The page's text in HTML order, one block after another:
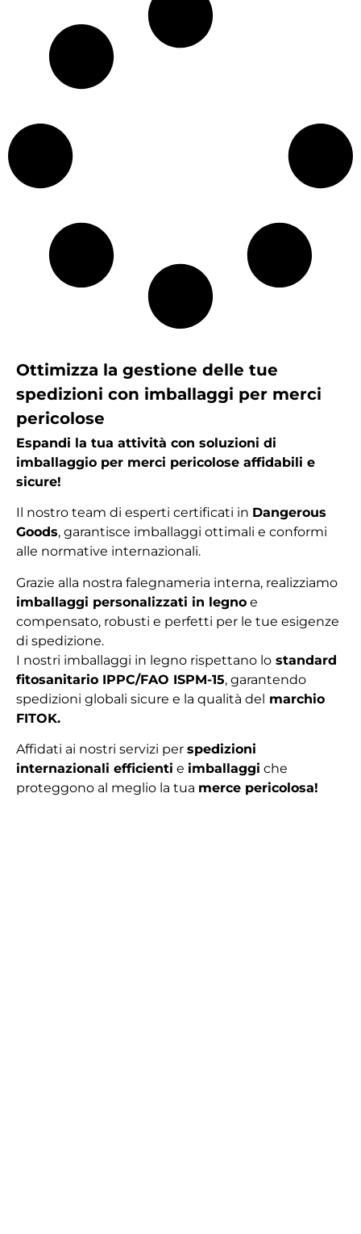
Ottimizza la gestione delle tue
spedizioni con imballaggi per merci
pericolose
Espandi la tua attività con soluzioni di
imballaggio per merci pericolose affidabili e
sicure!
Il nostro team di esperti certificati in Dangerous
Goods, garantisce imballaggi ottimali e conformi
alle normative internazionali.
Grazie alla nostra falegnameria interna, realizziamo
imballaggi personalizzati in legno e
compensato, robusti e perfetti per le tue esigenze
di spedizione.
I nostri imballaggi in legno rispettano lo standard
fitosanitario IPPC/FAO ISPM-15, garantendo
spedizioni globali sicure e la qualità del marchio
FITOK.
Affidati ai nostri servizi per spedizioni
internazionali efficienti e imballaggi che
proteggono al meglio la tua merce pericolosa!